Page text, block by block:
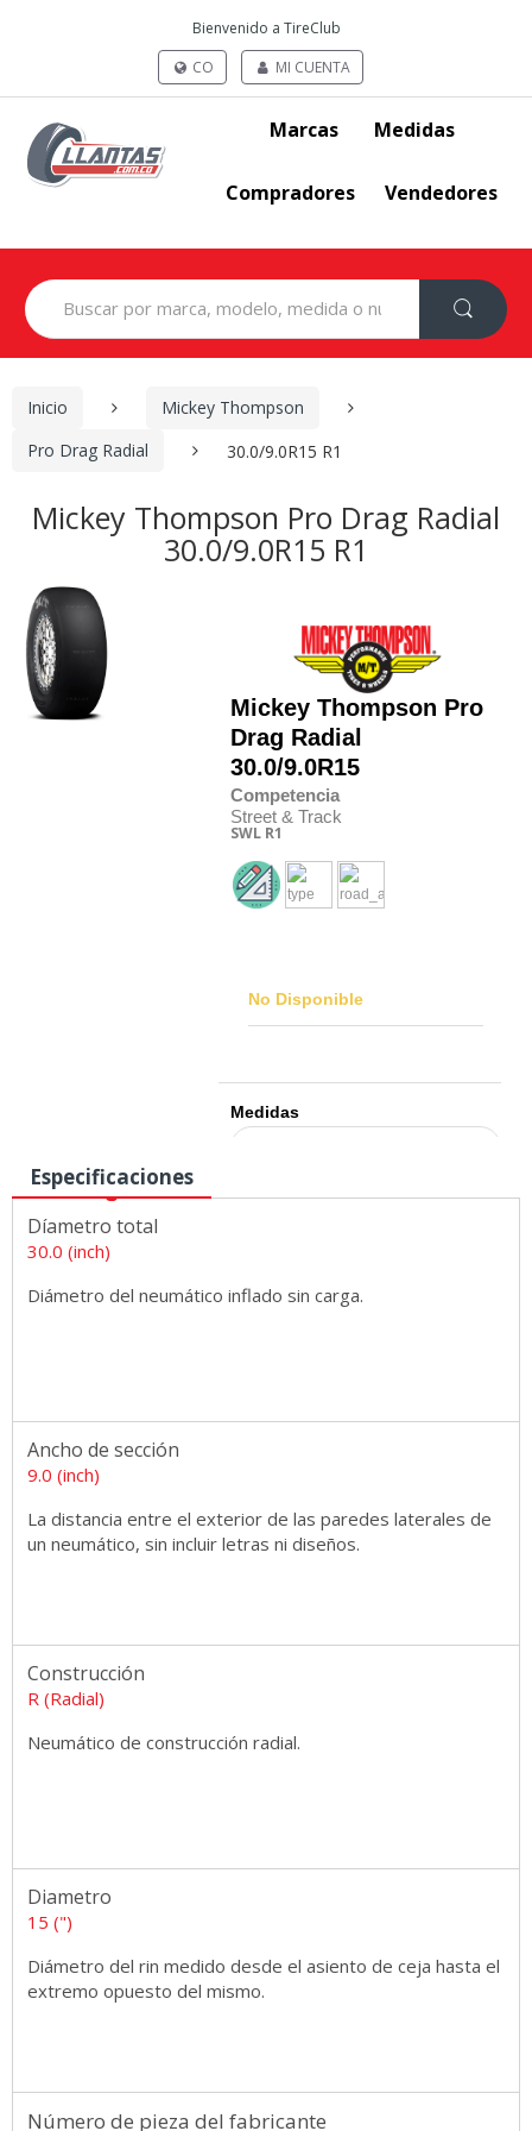
Bienvenido a TireClub
CO
MI CUENTA
Marcas Medidas
Compradores Vendedores
Search
for:
Inicio
Mickey Thompson
Pro Drag Radial
30.0/9.0R15 R1
Mickey Thompson Pro Drag Radial
30.0/9.0R15 R1
Mickey Thompson Pro
Drag Radial
30.0/9.0R15
Competencia
Street & Track
SWL R1
No Disponible
Medidas
Especificaciones
Díametro total
30.0 (inch)
Diámetro del neumático inflado sin carga.
Ancho de sección
9.0 (inch)
La distancia entre el exterior de las paredes laterales de
un neumático, sin incluir letras ni diseños.
Construcción
R (Radial)
Neumático de construcción radial.
Diametro
15 (")
Diámetro del rin medido desde el asiento de ceja hasta el
extremo opuesto del mismo.
Número de pieza del fabricante